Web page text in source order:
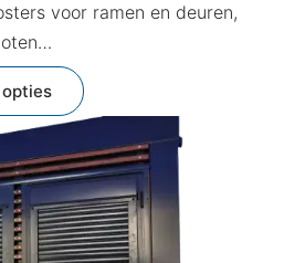
voor ramen en deuren,